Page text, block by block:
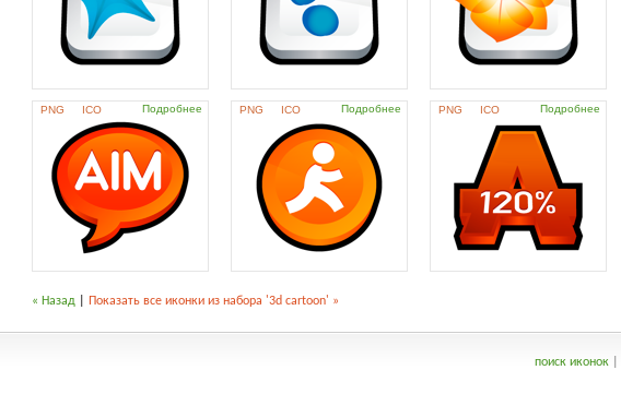
PNG ICO Подробнее PNG ICO Подробнее PNG ICO Подробнее
« Назад Показать все иконки из набора '3d cartoon' »
поиск иконок|